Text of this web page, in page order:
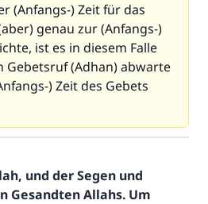
(Anfangs-) Zeit für das
genau zur (Anfangs-)
ist es in diesem Falle
Gebetsruf (Adhan) abwarte
) Zeit des Gebets
und der Segen und
Gesandten Allahs. Um